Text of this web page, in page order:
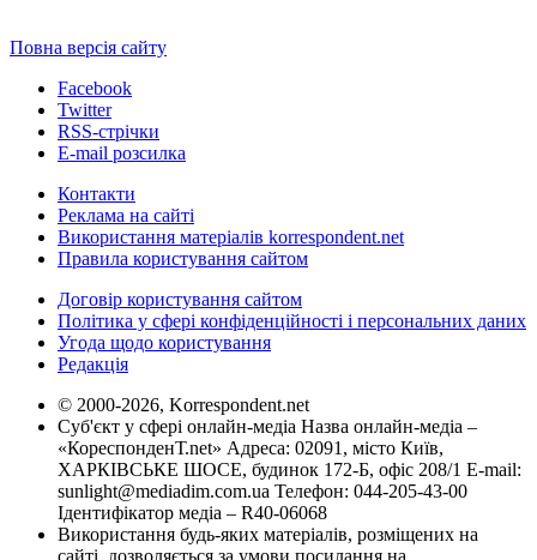
Повна версія сайту
Facebook
Twitter
RSS-стрічки
E-mail розсилка
Контакти
Реклама на сайті
Використання матеріалів korrespondent.net
Правила користування сайтом
Договір користування сайтом
Політика у сфері конфіденційності і персональних даних
Угода щодо користування
Редакція
© 2000-2026, Korrespondent.net
Суб'єкт у сфері онлайн-медіа Назва онлайн-медіа –
«КореспонденТ.net» Адреса: 02091, місто Київ,
ХАРКІВСЬКЕ ШОСЕ, будинок 172-Б, офіс 208/1 E-mail:
sunlight@mediadim.com.ua Телефон: 044-205-43-00
Ідентифікатор медіа – R40-06068
Використання будь-яких матеріалів, розміщених на
сайті, дозволяється за умови посилання на